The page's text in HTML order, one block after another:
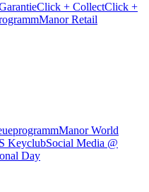
Click + CollectClick +
Manor Retail
Manor World
KeyclubSocial Media @
Day